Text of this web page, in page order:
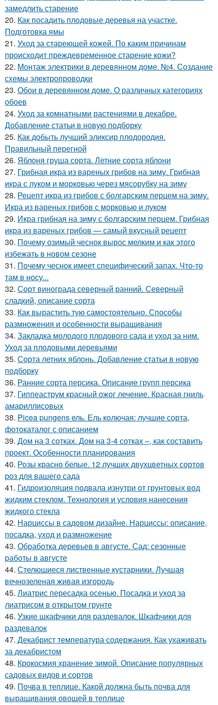
замедлить старение
20. Как посадить плодовые деревья на участке.
Подготовка ямы
21. Уход за стареющей кожей. По каким причинам
происходит преждевременное старение кожи?
22. Монтаж электрики в деревянном доме. №4. Создание
схемы электропроводки
23. Обои в деревянном доме. О различных категориях
обоев
24. Уход за комнатными растениями в декабре.
Добавление статьи в новую подборку
25. Как добыть лучший эликсир плодородия.
Правильный перегной
26. Яблоня груша сорта. Летние сорта яблони
27. Грибная икра из вареных грибов на зиму. Грибная
икра с луком и морковью через мясорубку на зиму
28. Рецепт икра из грибов с болгарским перцем на зиму.
Икра из вареных грибов с морковью и луком
29. Икра грибная на зиму с болгарским перцем. Грибная
икра из вареных грибов — самый вкусный рецепт
30. Почему озимый чеснок вырос мелким и как этого
избежать в новом сезоне
31. Почему чеснок имеет специфический запах. Что-то
там в носу...
32. Сорт винограда северный ранний. Северный
сладкий, описание сорта
33. Как вырастить тую самостоятельно. Способы
размножения и особенности выращивания
34. Закладка молодого плодового сада и уход за ним.
Уход за плодовыми деревьями
35. Сорта летних яблонь. Добавление статьи в новую
подборку
36. Ранние сорта персика. Описание групп персика
37. Гиппеаструм красный ожог лечение. Красная гниль
амариллисовых
38. Picea pungens ель. Ель колючая: лучшие сорта,
фотокаталог с описанием
39. Дом на 3 сотках. Дом на 3-4 сотках –, как составить
проект. Особенности планирования
40. Розы красно белые. 12 лучших двухцветных сортов
роз для вашего сада
41. Гидроизоляция подвала изнутри от грунтовых вод
жидким стеклом. Технология и условия нанесения
жидкого стекла
42. Нарциссы в садовом дизайне. Нарциссы: описание,
посадка, уход и размножение
43. Обработка деревьев в августе. Сад: сезонные
работы в августе
44. Стелющиеся лиственные кустарники. Лучшая
вечнозеленая живая изгородь
45. Лиатрис пересадка осенью. Посадка и уход за
лиатрисом в открытом грунте
46. Узкие шкафчики для раздевалок. Шкафчики для
раздевалок
47. Декабрист температура содержания. Как ухаживать
за декабристом
48. Крокосмия хранение зимой. Описание популярных
садовых видов и сортов
49. Почва в теплице. Какой должна быть почва для
выращивания овощей в теплице